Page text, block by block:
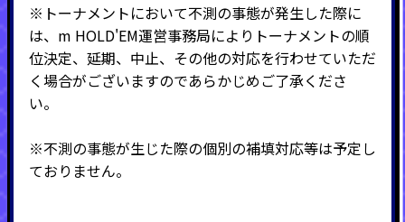
※トーナメントにおいて不測の事態が発生した際に
は、m HOLD'EM運営事務局によりトーナメントの順
位決定、延期、中止、その他の対応を行わせていただ
く場合がございますのであらかじめご了承くださ
い。
※不測の事態が生じた際の個別の補填対応等は予定し
ておりません。